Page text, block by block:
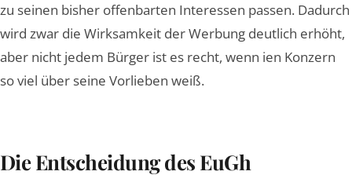
zu seinen bisher offenbarten Interessen passen. Dadurch
wird zwar die Wirksamkeit der Werbung deutlich erhöht,
aber nicht jedem Bürger ist es recht, wenn ien Konzern
so viel über seine Vorlieben weiß.
Die Entscheidung des EuGh